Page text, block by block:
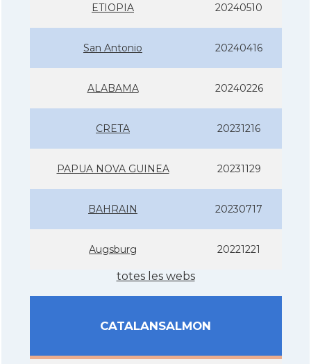
ETIOPIA 20240510
San Antonio 20240416
ALABAMA 20240226
CRETA 20231216
PAPUA NOVA GUINEA 20231129
BAHRAIN 20230717
Augsburg 20221221
totes les webs
CATALANSALMON